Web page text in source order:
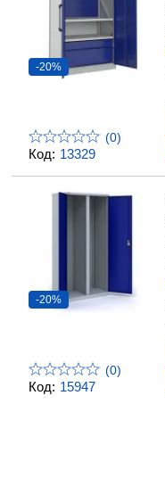
Код: 13329
-20%
(0)
Код: 15947
-20%
(0)